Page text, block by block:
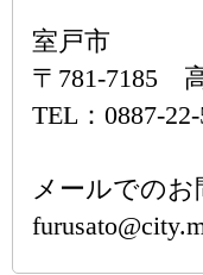
室戸市
〒781-7185
TEL：0887-22-
メールでのお